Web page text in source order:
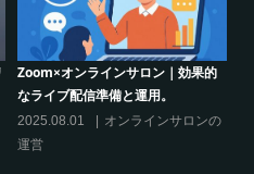
オンラインサロンでの”学び”がこれ
からのリスキリングを先導すると言
えるこれだけの”理由”
2025.02.27